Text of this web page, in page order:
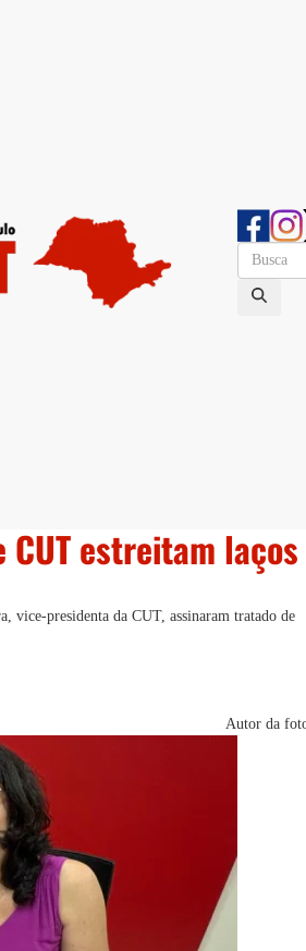
CUT estreitam laços
vice-presidenta da CUT, assinaram tratado de
Autor da